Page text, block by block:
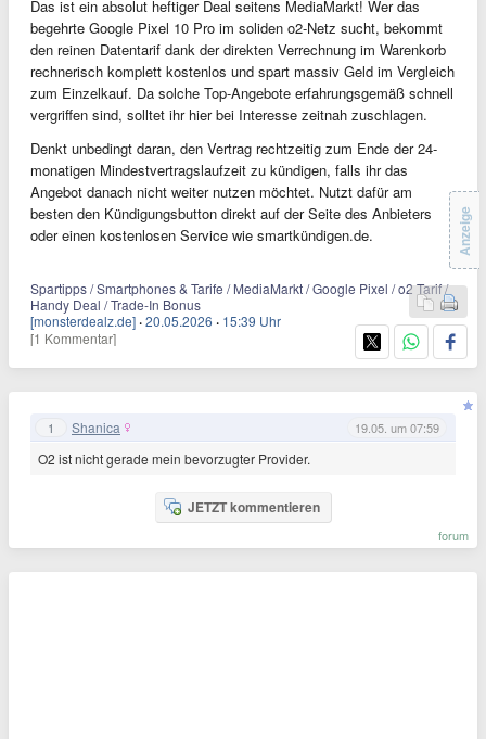
Das ist ein absolut heftiger Deal seitens MediaMarkt! Wer das
begehrte Google Pixel 10 Pro im soliden o2-Netz sucht, bekommt
den reinen Datentarif dank der direkten Verrechnung im Warenkorb
rechnerisch komplett kostenlos und spart massiv Geld im Vergleich
zum Einzelkauf. Da solche Top-Angebote erfahrungsgemäß schnell
vergriffen sind, solltet ihr hier bei Interesse zeitnah zuschlagen.
Denkt unbedingt daran, den Vertrag rechtzeitig zum Ende der 24-
monatigen Mindestvertragslaufzeit zu kündigen, falls ihr das
Angebot danach nicht weiter nutzen möchtet. Nutzt dafür am
besten den Kündigungsbutton direkt auf der Seite des Anbieters
oder einen kostenlosen Service wie smartkündigen.de.
Spartipps / Smartphones & Tarife / MediaMarkt / Google Pixel / o2 Tarif /
Handy Deal / Trade-In Bonus
[monsterdealz.de] ·20.05.2026 · 15:39 Uhr
[1 Kommentar]
Anzeige
1 Shanica 19.05. um 07:59
O2 ist nicht gerade mein bevorzugter Provider.
JETZT kommentieren
forum